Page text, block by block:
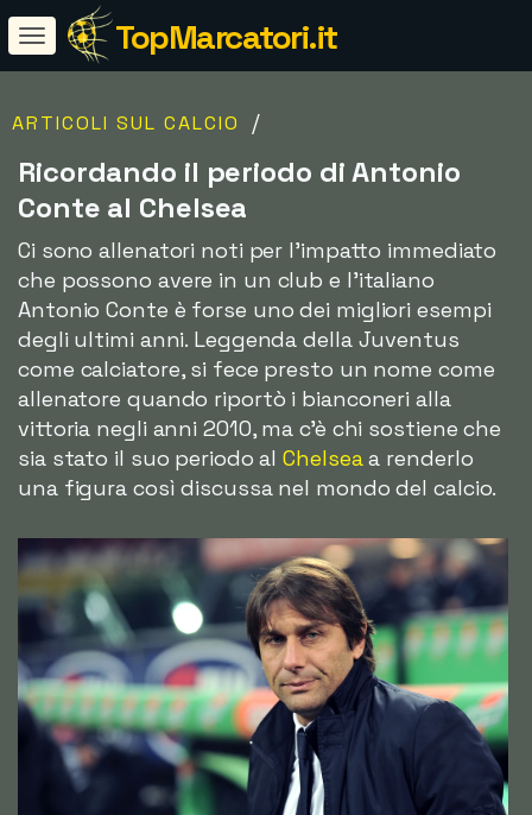
TopMarcatori.it
ARTICOLI SUL CALCIO /
Ricordando il periodo di Antonio
Conte al Chelsea
Ci sono allenatori noti per l'impatto immediato
che possono avere in un club e l'italiano
Antonio Conte è forse uno dei migliori esempi
degli ultimi anni. Leggenda della Juventus
come calciatore, si fece presto un nome come
allenatore quando riportò i bianconeri alla
vittoria negli anni 2010, ma c'è chi sostiene che
sia stato il suo periodo alChelseaa renderlo
una figura così discussa nel mondo del calcio.